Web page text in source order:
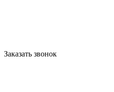
Заказать звонок